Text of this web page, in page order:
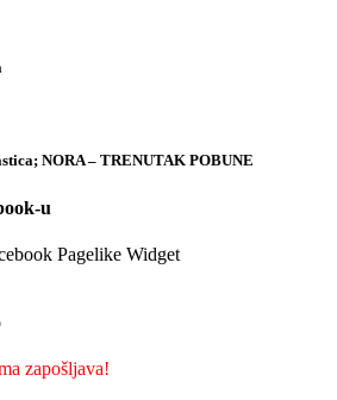
NORA – TRENUTAK POBUNE
u
zapošljava!